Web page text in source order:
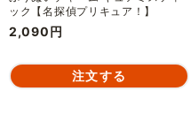
ック【名探偵プリキュア！】
2,090円